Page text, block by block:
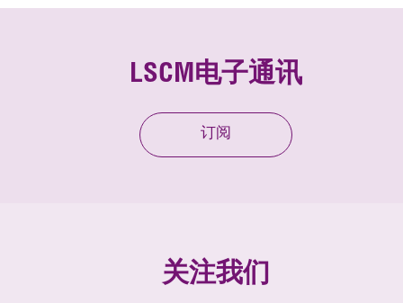
LSCM电子通讯
订阅
关注我们